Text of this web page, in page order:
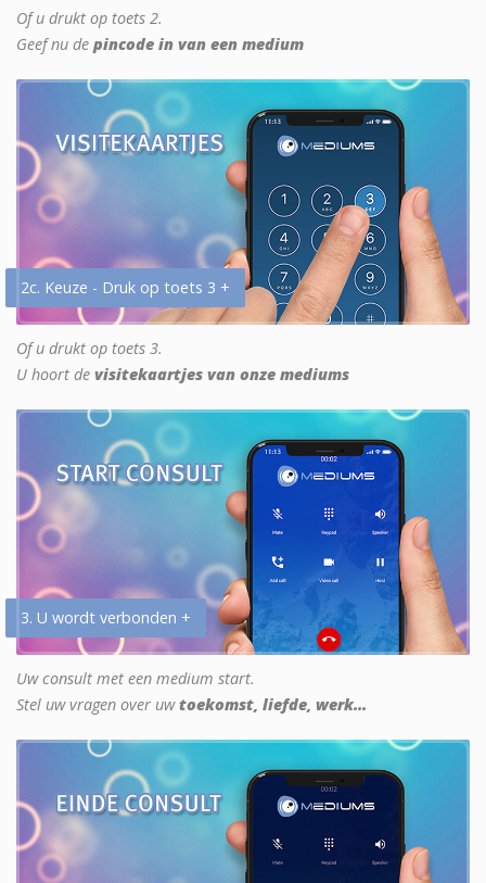
Of u drukt op toets 2.
Geef nu de pincode in van een medium
2c. Keuze - Druk op toets 3 +
Of u drukt op toets 3.
U hoort de visitekaartjes van onze mediums
3. U wordt verbonden +
Uw consult met een medium start.
Stel uw vragen over uwtoekomst, liefde, werk...